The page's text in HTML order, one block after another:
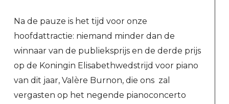
Na de pauze is het tijd voor onze
hoofdattractie: niemand minder dan de
winnaar van de publieksprijs en de derde prijs
op de Koningin Elisabethwedstrijd voor piano
van dit jaar, Valère Burnon, die ons zal
vergasten op het negende pianoconcerto